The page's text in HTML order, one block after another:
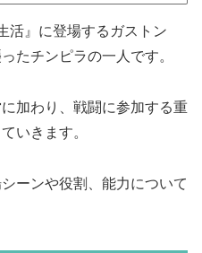
活』に登場するガストン
たチンピラの一人です。
加わり、戦闘に参加する重
いきます。
ーンや役割、能力について